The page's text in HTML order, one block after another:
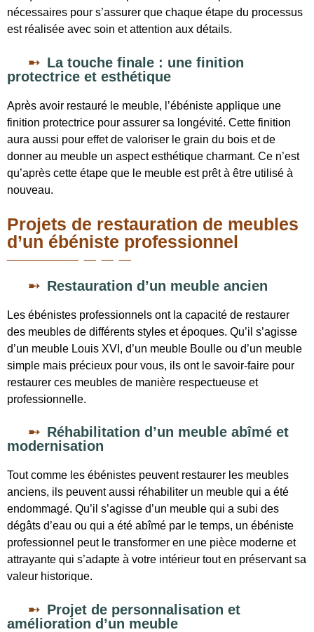
nécessaires pour s’assurer que chaque étape du processus
est réalisée avec soin et attention aux détails.
La touche finale : une finition
protectrice et esthétique
Après avoir restauré le meuble, l’ébéniste applique une
finition protectrice pour assurer sa longévité. Cette finition
aura aussi pour effet de valoriser le grain du bois et de
donner au meuble un aspect esthétique charmant. Ce n’est
qu’après cette étape que le meuble est prêt à être utilisé à
nouveau.
Projets de restauration de meubles
d’un ébéniste professionnel
Restauration d’un meuble ancien
Les ébénistes professionnels ont la capacité de restaurer
des meubles de différents styles et époques. Qu’il s’agisse
d’un meuble Louis XVI, d’un meuble Boulle ou d’un meuble
simple mais précieux pour vous, ils ont le savoir-faire pour
restaurer ces meubles de manière respectueuse et
professionnelle.
Réhabilitation d’un meuble abîmé et
modernisation
Tout comme les ébénistes peuvent restaurer les meubles
anciens, ils peuvent aussi réhabiliter un meuble qui a été
endommagé. Qu’il s’agisse d’un meuble qui a subi des
dégâts d’eau ou qui a été abîmé par le temps, un ébéniste
professionnel peut le transformer en une pièce moderne et
attrayante qui s’adapte à votre intérieur tout en préservant sa
valeur historique.
Projet de personnalisation et
amélioration d’un meuble